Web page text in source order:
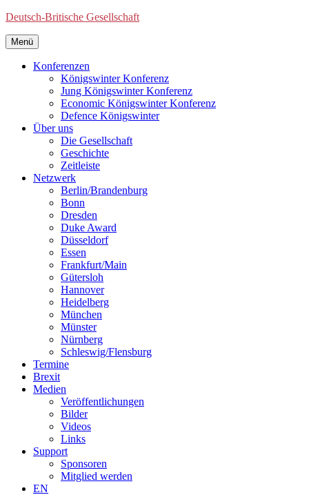
Deutsch-Britische Gesellschaft
Menü
Konferenzen
Königswinter Konferenz
Jung Königswinter Konferenz
Economic Königswinter Konferenz
Defence Königswinter
Über uns
Die Gesellschaft
Geschichte
Zeitleiste
Netzwerk
Berlin/Brandenburg
Bonn
Dresden
Duke Award
Düsseldorf
Essen
Frankfurt/Main
Gütersloh
Hannover
Heidelberg
München
Münster
Nürnberg
Schleswig/Flensburg
Termine
Brexit
Medien
Veröffentlichungen
Bilder
Videos
Links
Support
Sponsoren
Mitglied werden
EN